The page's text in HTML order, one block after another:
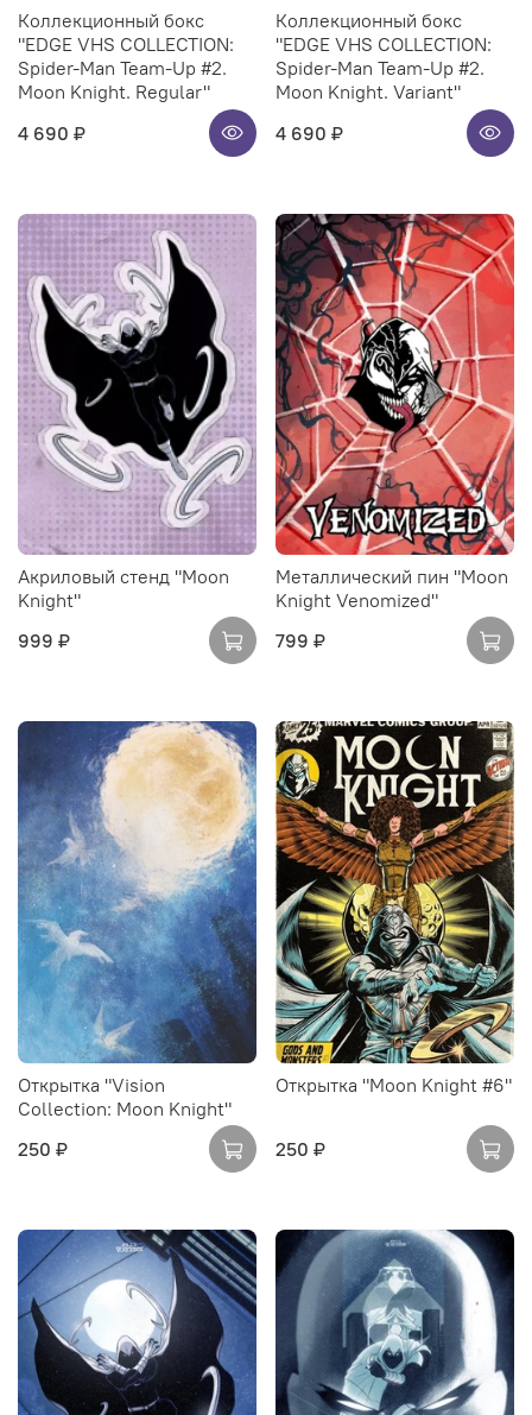
Коллекционный бокс
"EDGE VHS COLLECTION:
Spider-Man Team-Up #2.
Moon Knight. Regular"
4 690 ₽
Коллекционный бокс
"EDGE VHS COLLECTION:
Spider-Man Team-Up #2.
Moon Knight. Variant"
4 690 ₽
Акриловый стенд "Moon
Knight"
999 ₽
Металлический пин "Moon
Knight Venomized"
799 ₽
Открытка "Vision
Collection: Moon Knight"
250 ₽
Открытка "Moon Knight #6"
250 ₽